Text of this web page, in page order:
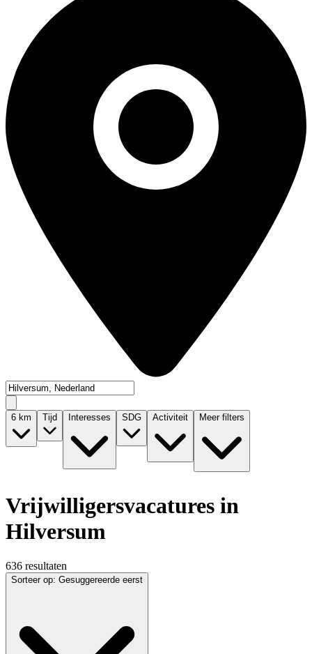
6 km Tijd Interesses SDG Activiteit Meer filters
Vrijwilligersvacatures in
Hilversum
636 resultaten
Sorteer op: Gesuggereerde eerst